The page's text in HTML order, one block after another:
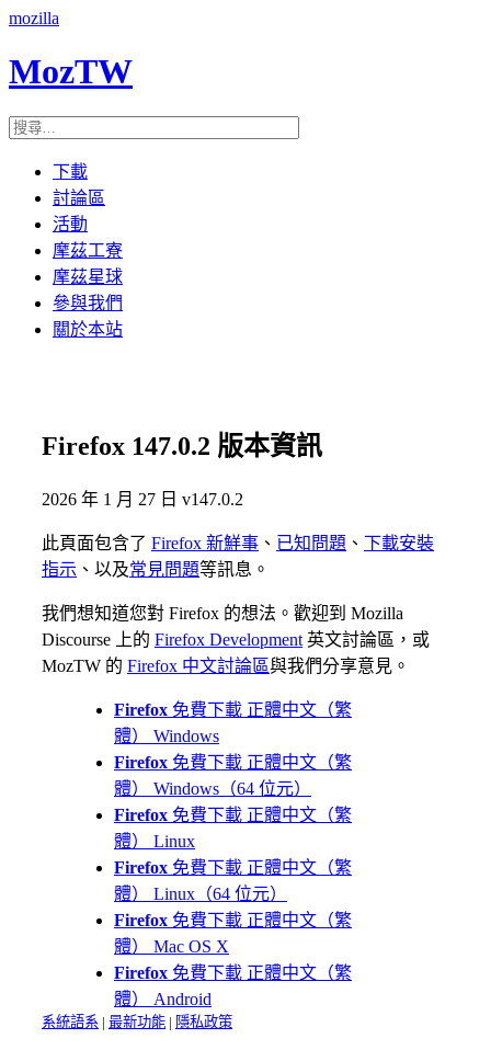
mozilla
MozTW
下載
討論區
活動
摩茲工寮
摩茲星球
參與我們
關於本站
Firefox 147.0.2 版本資訊
2026 年 1 月 27 日 v147.0.2
此頁面包含了 Firefox 新鮮事 、 已知問題 、 下載安裝
指示 、以及常見問題等訊息。
我們想知道您對 Firefox 的想法。歡迎到 Mozilla
Discourse 上的 Firefox Development 英文討論區，或
MozTW 的 Firefox 中文討論區與我們分享意見。
Firefox 免費下載 正體中文（繁
體）
Windows
Firefox 免費下載 正體中文（繁
體）
Windows（64 位元）
Firefox 免費下載 正體中文（繁
體）
Linux
Firefox 免費下載 正體中文（繁
體）
Linux（64 位元）
Firefox 免費下載 正體中文（繁
體）
Mac OS X
Firefox 免費下載 正體中文（繁
體）
Android
系統語系 | 最新功能 | 隱私政策